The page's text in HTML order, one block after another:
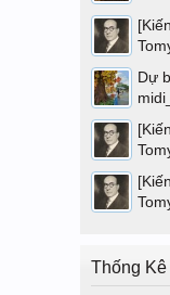
Dự
Thống